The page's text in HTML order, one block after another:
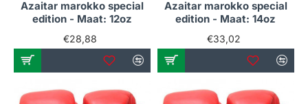
Azaitar marokko special
edition - Maat: 12oz
€28,88
Azaitar marokko special
edition - Maat: 14oz
€33,02